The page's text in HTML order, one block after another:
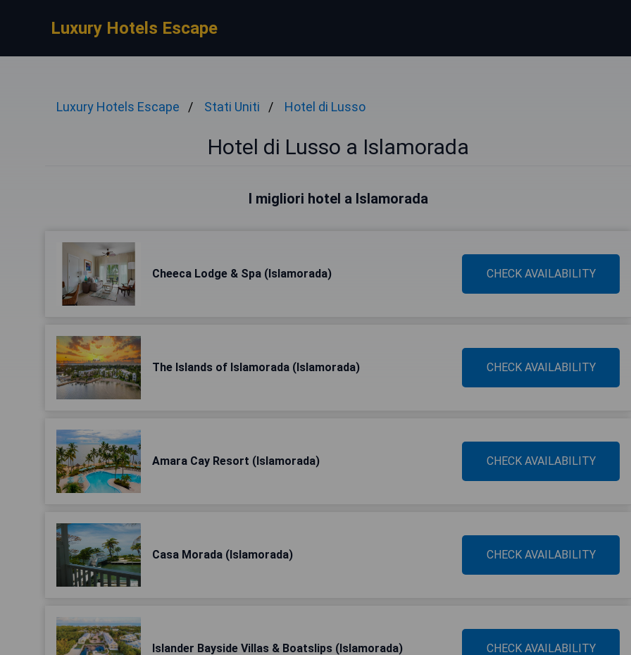
Luxury Hotels Escape
Luxury Hotels Escape Stati Uniti Hotel di Lusso
Hotel di Lusso a Islamorada
I migliori hotel a Islamorada
Cheeca Lodge & Spa (Islamorada) CHECK AVAILABILITY
The Islands of Islamorada (Islamorada) CHECK AVAILABILITY
Amara Cay Resort (Islamorada) CHECK AVAILABILITY
Casa Morada (Islamorada) CHECK AVAILABILITY
Islander Bayside Villas & Boatslips (Islamorada) CHECK AVAILABILITY